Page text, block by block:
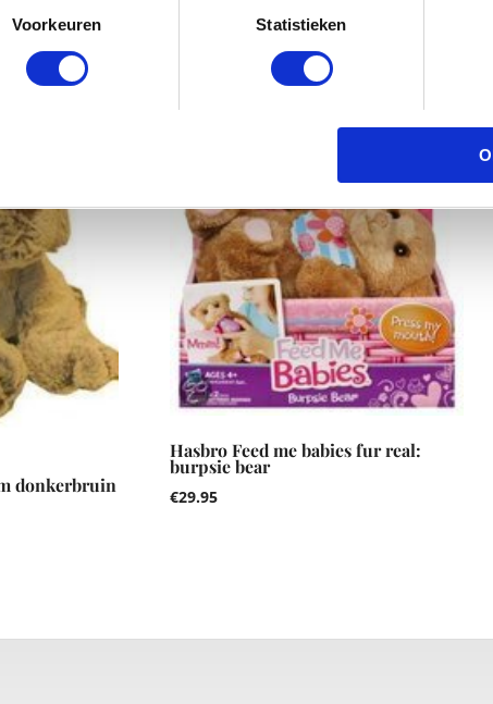
Voorkeuren Statistieken
donkerbruin
Hasbro Feed me babies fur real:
burpsie bear
€29.95